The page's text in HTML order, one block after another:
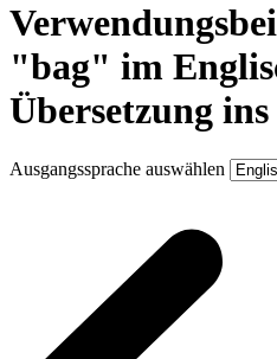
"bag" im
Übersetzung
Ausgangssprache auswählen